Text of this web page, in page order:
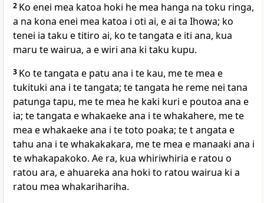
2 Ko enei mea katoa hoki he mea hanga na toku ringa,
a na kona enei mea katoa i oti ai, e ai ta Ihowa; ko
tenei ia taku e titiro ai, ko te tangata e iti ana, kua
maru te wairua, a e wiri ana ki taku kupu.
3 Ko te tangata e patu ana i te kau, me te mea e
tukituki ana i te tangata; te tangata he reme nei tana
patunga tapu, me te mea he kaki kuri e poutoa ana e
ia; te tangata e whakaeke ana i te whakahere, me te
mea e whakaeke ana i te toto poaka; te t angata e
tahu ana i te whakakakara, me te mea e manaaki ana i
te whakapakoko. Ae ra, kua whiriwhiria e ratou o
ratou ara, e ahuareka ana hoki to ratou wairua ki a
ratou mea whakarihariha.